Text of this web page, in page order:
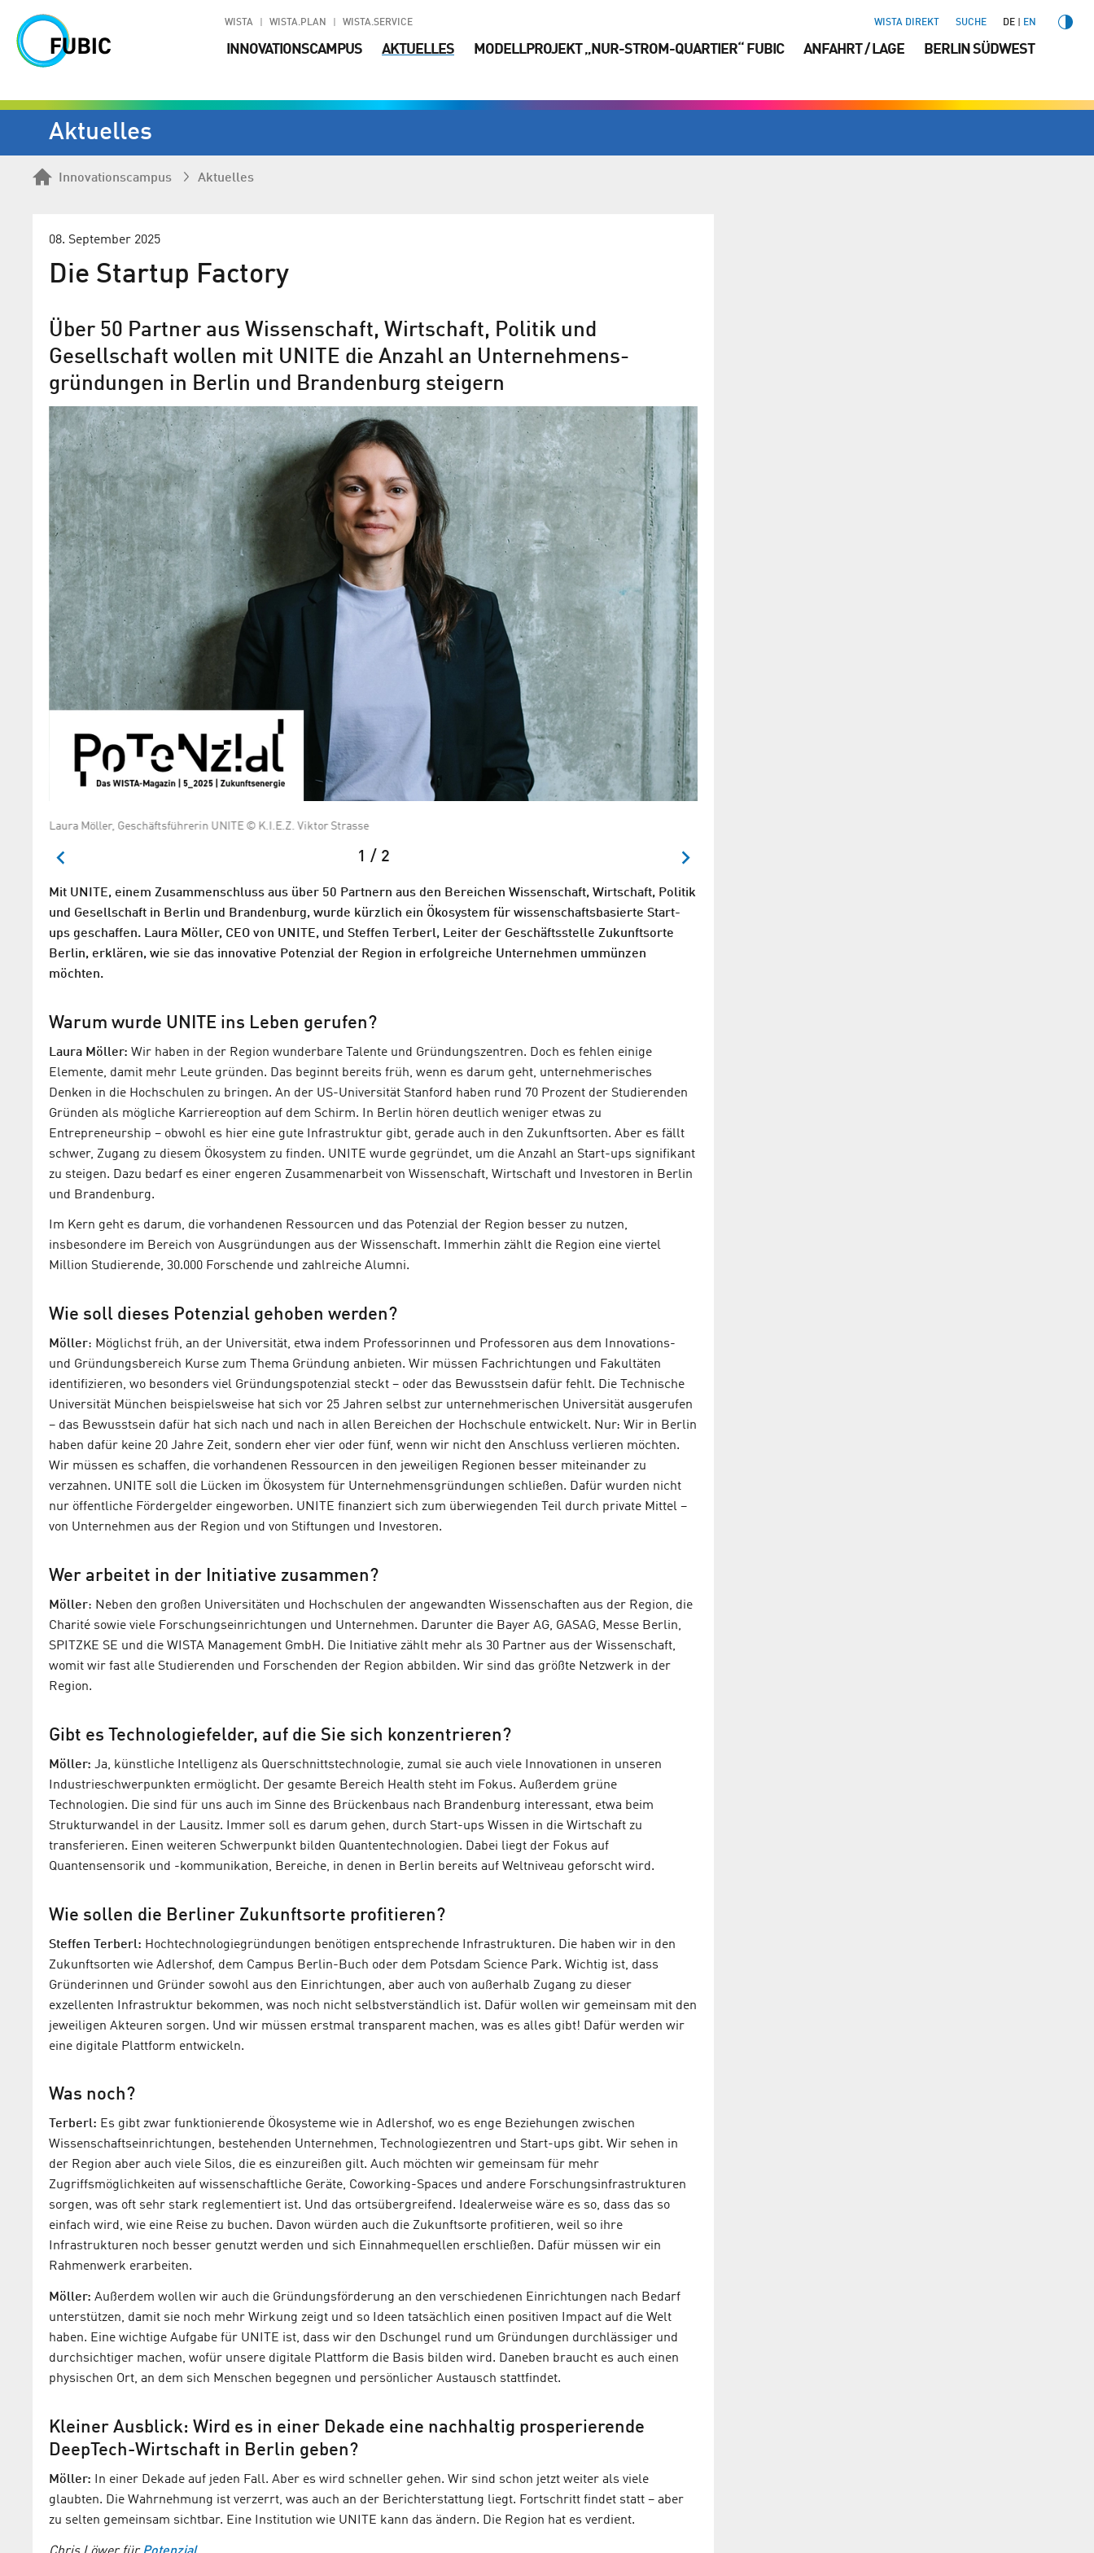
WISTA WISTA.PLAN WISTA.SERVICE WISTA DIREKT SUCHE DE EN
INNOVATIONSCAMPUS AKTUELLES MODELLPROJEKT „NUR-STROM-QUARTIER“ FUBIC ANFAHRT / LAGE BERLIN SÜDWEST
Aktuelles
Innovationscampus Aktuelles
08. September 2025
Die Startup Factory
Über 50 Partner aus Wissenschaft, Wirtschaft, Politik und
Gesellschaft wollen mit UNITE die Anzahl an Unternehmens­
gründungen in Berlin und Brandenburg steigern
Laura Möller, Geschäftsführerin UNITE © K.I.E.Z. Viktor Strasse
1 / 2
Mit UNITE, einem Zusammenschluss aus über 50 Partnern aus den Bereichen Wissenschaft, Wirtschaft, Politik
und Gesellschaft in Berlin und Brandenburg, wurde kürzlich ein Ökosystem für wissenschaftsbasierte Start-
ups geschaffen. Laura Möller, CEO von UNITE, und Steffen Terberl, Leiter der Geschäftsstelle Zukunftsorte
Berlin, erklären, wie sie das innovative Potenzial der Region in erfolgreiche Unternehmen ummünzen
möchten.
Warum wurde UNITE ins Leben gerufen?
Laura Möller: Wir haben in der Region wunderbare Talente und Gründungszentren. Doch es fehlen einige
Elemente, damit mehr Leute gründen. Das beginnt bereits früh, wenn es darum geht, unternehmerisches
Denken in die Hochschulen zu bringen. An der US-Universität Stanford haben rund 70 Prozent der Studierenden
Gründen als mögliche Karriereoption auf dem Schirm. In Berlin hören deutlich weniger etwas zu
Entrepreneurship – obwohl es hier eine gute Infrastruktur gibt, gerade auch in den Zukunftsorten. Aber es fällt
schwer, Zugang zu diesem Ökosystem zu finden. UNITE wurde gegründet, um die Anzahl an Start-ups signifikant
zu steigen. Dazu bedarf es einer engeren Zusammenarbeit von Wissenschaft, Wirtschaft und Investoren in Berlin
und Brandenburg.
Im Kern geht es darum, die vorhandenen Ressourcen und das Potenzial der Region besser zu nutzen,
insbesondere im Bereich von Ausgründungen aus der Wissenschaft. Immerhin zählt die Region eine viertel
Million Studierende, 30.000 Forschende und zahlreiche Alumni.
Wie soll dieses Potenzial gehoben werden?
Möller: Möglichst früh, an der Universität, etwa indem Professorinnen und Professoren aus dem Innovations-
und Gründungsbereich Kurse zum Thema Gründung anbieten. Wir müssen Fachrichtungen und Fakultäten
identifizieren, wo besonders viel Gründungspotenzial steckt – oder das Bewusstsein dafür fehlt. Die Technische
Universität München beispielsweise hat sich vor 25 Jahren selbst zur unternehmerischen Universität ausgerufen
– das Bewusstsein dafür hat sich nach und nach in allen Bereichen der Hochschule entwickelt. Nur: Wir in Berlin
haben dafür keine 20 Jahre Zeit, sondern eher vier oder fünf, wenn wir nicht den Anschluss verlieren möchten.
Wir müssen es schaffen, die vorhandenen Ressourcen in den jeweiligen Regionen besser miteinander zu
verzahnen. UNITE soll die Lücken im Ökosystem für Unternehmensgründungen schließen. Dafür wurden nicht
nur öffentliche Fördergelder eingeworben. UNITE finanziert sich zum überwiegenden Teil durch private Mittel –
von Unternehmen aus der Region und von Stiftungen und Investoren.
Wer arbeitet in der Initiative zusammen?
Möller: Neben den großen Universitäten und Hochschulen der angewandten Wissenschaften aus der Region, die
Charité sowie viele Forschungseinrichtungen und Unternehmen. Darunter die Bayer AG, GASAG, Messe Berlin,
SPITZKE SE und die WISTA Management GmbH. Die Initiative zählt mehr als 30 Partner aus der Wissenschaft,
womit wir fast alle Studierenden und Forschenden der Region abbilden. Wir sind das größte Netzwerk in der
Region.
Gibt es Technologiefelder, auf die Sie sich konzentrieren?
Möller: Ja, künstliche Intelligenz als Querschnittstechnologie, zumal sie auch viele Innovationen in unseren
Industrieschwerpunkten ermöglicht. Der gesamte Bereich Health steht im Fokus. Außerdem grüne
Technologien. Die sind für uns auch im Sinne des Brückenbaus nach Brandenburg interessant, etwa beim
Strukturwandel in der Lausitz. Immer soll es darum gehen, durch Start-ups Wissen in die Wirtschaft zu
transferieren. Einen weiteren Schwerpunkt bilden Quantentechnologien. Dabei liegt der Fokus auf
Quantensensorik und -kommunikation, Bereiche, in denen in Berlin bereits auf Weltniveau geforscht wird.
Wie sollen die Berliner Zukunftsorte profitieren?
Steffen Terberl: Hochtechnologiegründungen benötigen entsprechende Infrastrukturen. Die haben wir in den
Zukunftsorten wie Adlershof, dem Campus Berlin-Buch oder dem Potsdam Science Park. Wichtig ist, dass
Gründerinnen und Gründer sowohl aus den Einrichtungen, aber auch von außerhalb Zugang zu dieser
exzellenten Infrastruktur bekommen, was noch nicht selbstverständlich ist. Dafür wollen wir gemeinsam mit den
jeweiligen Akteuren sorgen. Und wir müssen erstmal transparent machen, was es alles gibt! Dafür werden wir
eine digitale Plattform entwickeln.
Was noch?
Terberl: Es gibt zwar funktionierende Ökosysteme wie in Adlershof, wo es enge Beziehungen zwischen
Wissenschaftseinrichtungen, bestehenden Unternehmen, Technologiezentren und Start-ups gibt. Wir sehen in
der Region aber auch viele Silos, die es einzureißen gilt. Auch möchten wir gemeinsam für mehr
Zugriffsmöglichkeiten auf wissenschaftliche Geräte, Coworking-Spaces und andere Forschungsinfrastrukturen
sorgen, was oft sehr stark reglementiert ist. Und das ortsübergreifend. Idealerweise wäre es so, dass das so
einfach wird, wie eine Reise zu buchen. Davon würden auch die Zukunftsorte profitieren, weil so ihre
Infrastrukturen noch besser genutzt werden und sich Einnahmequellen erschließen. Dafür müssen wir ein
Rahmenwerk erarbeiten.
Möller: Außerdem wollen wir auch die Gründungsförderung an den verschiedenen Einrichtungen nach Bedarf
unterstützen, damit sie noch mehr Wirkung zeigt und so Ideen tatsächlich einen positiven Impact auf die Welt
haben. Eine wichtige Aufgabe für UNITE ist, dass wir den Dschungel rund um Gründungen durchlässiger und
durchsichtiger machen, wofür unsere digitale Plattform die Basis bilden wird. Daneben braucht es auch einen
physischen Ort, an dem sich Menschen begegnen und persönlicher Austausch stattfindet.
Kleiner Ausblick: Wird es in einer Dekade eine nachhaltig prosperierende
DeepTech-Wirtschaft in Berlin geben?
Möller: In einer Dekade auf jeden Fall. Aber es wird schneller gehen. Wir sind schon jetzt weiter als viele
glaubten. Die Wahrnehmung ist verzerrt, was auch an der Berichterstattung liegt. Fortschritt findet statt – aber
zu selten gemeinsam sichtbar. Eine Institution wie UNITE kann das ändern. Die Region hat es verdient.